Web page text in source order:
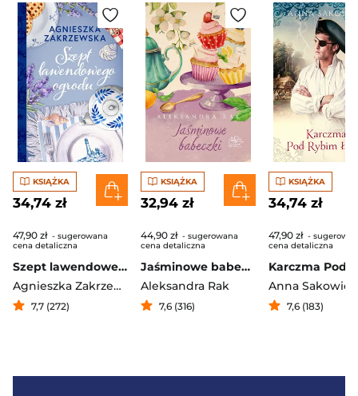
KSIĄŻKA
34,74 zł
47,90 zł - sugerowana
cena detaliczna
Szept lawendowego ogrodu
Agnieszka Zakrzewska
7,7 (272)
KSIĄŻKA
32,94 zł
44,90 zł - sugerowana
cena detaliczna
Jaśminowe babeczki
Aleksandra Rak
7,6 (316)
KSIĄŻKA
34,74 zł
47,90 zł -
cena detaliczna
Anna Sakowicz
7,6 (183)